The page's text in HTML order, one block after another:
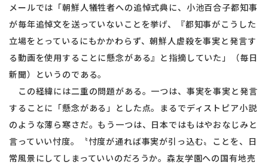
メールでは「朝鮮人犠牲者への追悼式典に、小池百合子都知事
が毎年追悼文を送っていないことを挙げ、『都知事がこうした
立場をとっているにもかかわらず、朝鮮人虐殺を事実と発言す
る動画を使用することに懸念がある』と指摘していた」（毎日
新聞）というのである。
この経緯には二重の問題がある。一つは、事実を事実と発言
することに「懸念がある」とした点。まるでディストピア小説
のような薄ら寒さだ。もう一つは、日本ではもはやおなじみと
言っていい忖度。〝忖度が通れば事実が引っ込む〟ことを、日
常風景にしてしまっていいのだろうか。森友学園への国有地売